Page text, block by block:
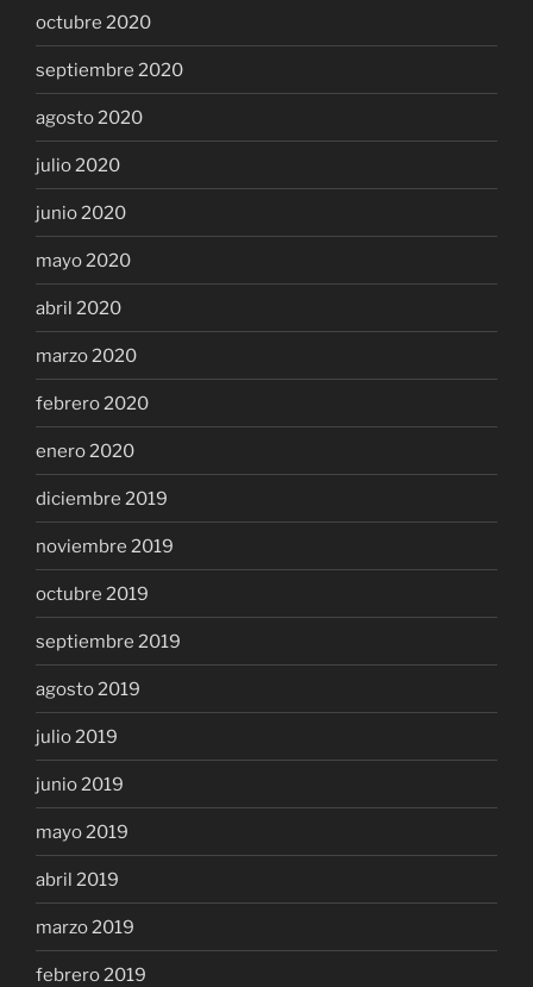
octubre 2020
septiembre 2020
agosto 2020
julio 2020
junio 2020
mayo 2020
abril 2020
marzo 2020
febrero 2020
enero 2020
diciembre 2019
noviembre 2019
octubre 2019
septiembre 2019
agosto 2019
julio 2019
junio 2019
mayo 2019
abril 2019
marzo 2019
febrero 2019